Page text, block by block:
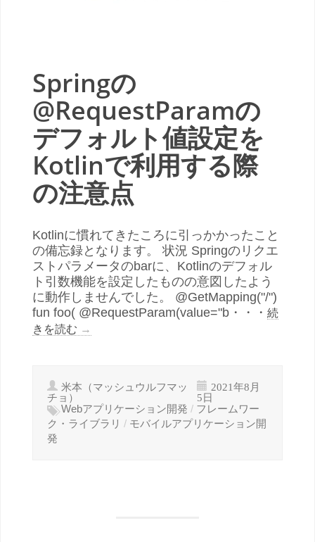
Springの
@RequestParamの
デフォルト値設定を
Kotlinで利用する際
の注意点
Kotlinに慣れてきたころに引っかかったこと
の備忘録となります。 状況 Springのリクエ
ストパラメータのbarに、Kotlinのデフォル
ト引数機能を設定したものの意図したよう
に動作しませんでした。 @GetMapping("/")
fun foo( @RequestParam(value="b・・・ 続
きを読む →
米本（マッシュウルフマッ
チョ）
2021年8月
5日
Webアプリケーション開発 / フレームワー
ク・ライブラリ / モバイルアプリケーション開
発